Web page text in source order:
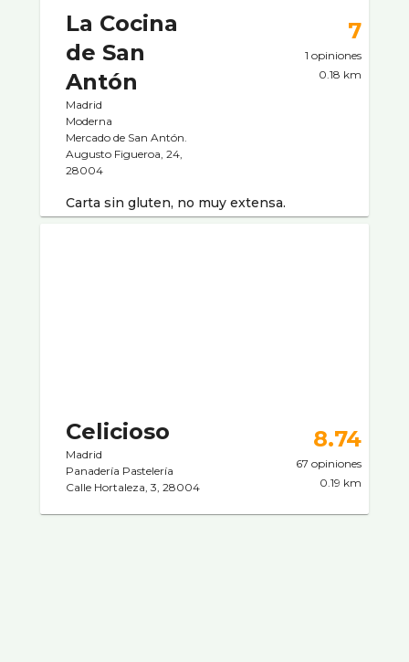
La Cocina
de San
Antón
Madrid
Moderna
Mercado de San Antón.
Augusto Figueroa, 24,
28004
7
1 opiniones
0.18 km
Carta sin gluten, no muy extensa.
Celicioso
Madrid
Panaderí­a Pastelerí­a
Calle Hortaleza, 3, 28004
8.74
67 opiniones
0.19 km